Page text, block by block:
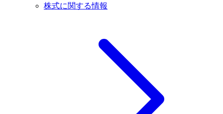
株式に関する情報